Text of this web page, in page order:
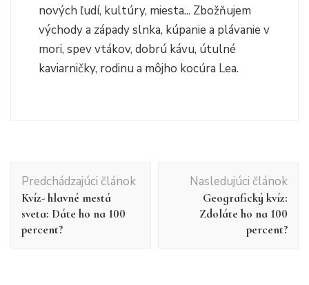
nových ľudí, kultúry, miesta... Zbožňujem
východy a západy slnka, kúpanie a plávanie v
mori, spev vtákov, dobrú kávu, útulné
kaviarničky, rodinu a môjho kocúra Lea.
Navigácia
článku
Predchádzajúci článok
Kvíz- hlavné mestá
sveta: Dáte ho na 100
percent?
Nasledujúci článok
Geografický kvíz:
Zdoláte ho na 100
percent?